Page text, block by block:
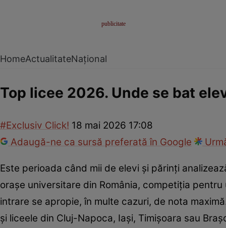
HomeActualitateNațional
Top licee 2026. Unde se bat
#Exclusiv Click! 18 mai 2026 17:08
Adaugă-ne ca sursă preferată în Google
Este perioada când mii de elevi și părinți
orașe universitare din România, competiția
intrare se apropie, în multe cazuri, de nota
și liceele din Cluj-Napoca, Iași, Timișoara sau